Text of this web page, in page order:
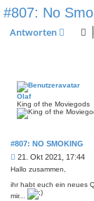
#807: No
Antworten
Olaf
King of the Moviegods
#807: NO SMOKING
B
e
t
r
21. Okt 2021, 17:44
Hallo zusammen,
ihr habt euch ein neues
mir...